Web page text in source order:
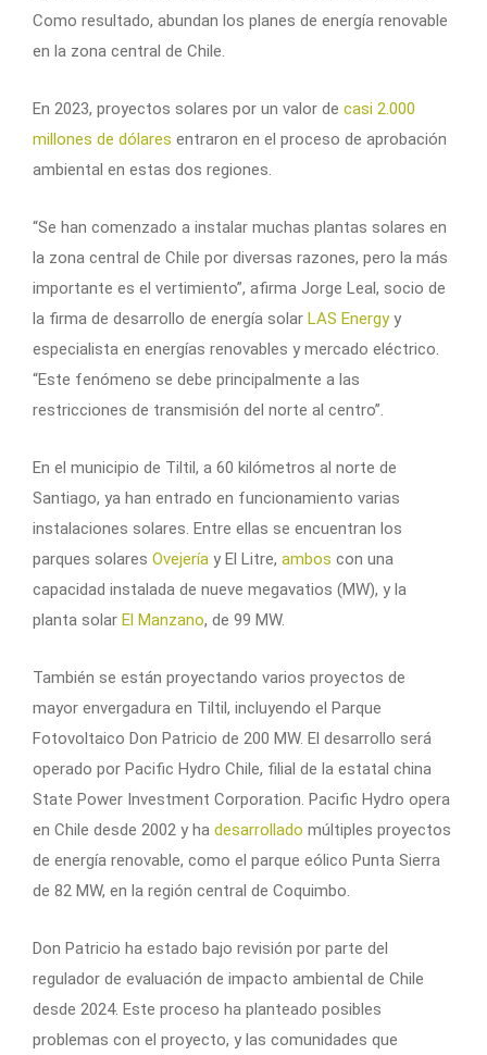
Como resultado, abundan los planes de energía renovable
en la zona central de Chile.
En 2023, proyectos solares por un valor de casi 2.000
millones de dólares entraron en el proceso de aprobación
ambiental en estas dos regiones.
“Se han comenzado a instalar muchas plantas solares en
la zona central de Chile por diversas razones, pero la más
importante es el vertimiento”, afirma Jorge Leal, socio de
la firma de desarrollo de energía solar LAS Energyy
especialista en energías renovables y mercado eléctrico.
“Este fenómeno se debe principalmente a las
restricciones de transmisión del norte al centro”.
En el municipio de Tiltil, a 60 kilómetros al norte de
Santiago, ya han entrado en funcionamiento varias
instalaciones solares. Entre ellas se encuentran los
parques solares Ovejería y El Litre, ambos con una
capacidad instalada de nueve megavatios (MW), y la
planta solar El Manzano, de 99 MW.
También se están proyectando varios proyectos de
mayor envergadura en Tiltil, incluyendo el Parque
Fotovoltaico Don Patricio de 200 MW. El desarrollo será
operado por Pacific Hydro Chile, filial de la estatal china
State Power Investment Corporation. Pacific Hydro opera
en Chile desde 2002 y ha desarrollado múltiples proyectos
de energía renovable, como el parque eólico Punta Sierra
de 82 MW, en la región central de Coquimbo.
Don Patricio ha estado bajo revisión por parte del
regulador de evaluación de impacto ambiental de Chile
desde 2024. Este proceso ha planteado posibles
problemas con el proyecto, y las comunidades que